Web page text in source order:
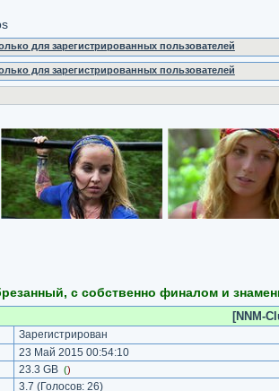
для зарегистрированных пользователей
для зарегистрированных пользователей
с собственно финалом и
[NNM-
Зарегистрирован
23 Май 2015 00:54:10
23.3 GB ()
3.7 (Голосов: 26)